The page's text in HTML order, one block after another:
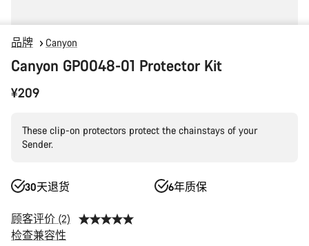
品牌 Canyon
Canyon GP0048-01 Protector Kit
¥209
These clip-on protectors protect the chainstays of your
Sender.
30天退货 6年质保
顾客评价 (2)
检查兼容性